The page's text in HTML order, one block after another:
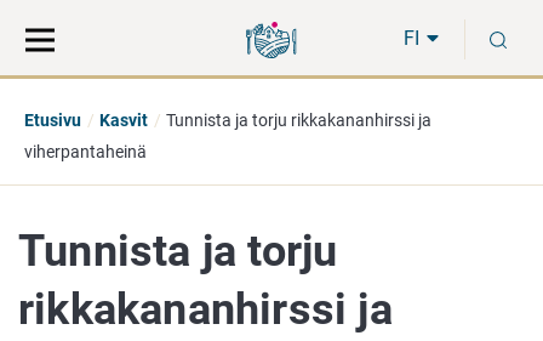
suoraan
sisältöön
koko
sivuston
FI
Etusivu Kasvit
Tunnista ja torju rikkakananhirssi ja
viherpantaheinä
Tunnista ja torju
rikkakananhirssi ja